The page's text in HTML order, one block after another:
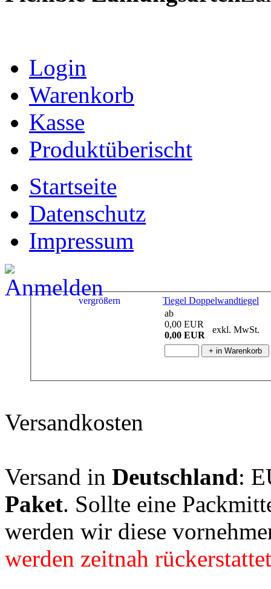
Login
Warenkorb
Kasse
Produktüberischt
Startseite
Datenschutz
Impressum
vergrößern
Tiegel Doppelwandtiegel
ab
0,00 EUR
0,00 EUR
exkl. MwSt.
Versandkosten
Versand in Deutschland:
Paket. Sollte eine
werden wir diese
werden zeitnah